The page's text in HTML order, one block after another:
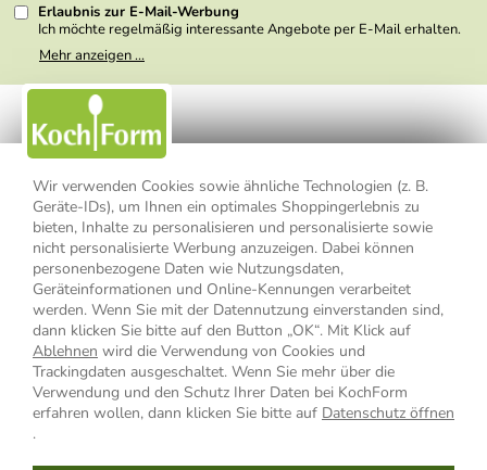
Wir verwenden Cookies sowie ähnliche Technologien (z. B.
Geräte-IDs), um Ihnen ein optimales Shoppingerlebnis zu
bieten, Inhalte zu personalisieren und personalisierte sowie
nicht personalisierte Werbung anzuzeigen. Dabei können
personenbezogene Daten wie Nutzungsdaten,
Geräteinformationen und Online-Kennungen verarbeitet
werden. Wenn Sie mit der Datennutzung einverstanden sind,
dann klicken Sie bitte auf den Button „OK“. Mit Klick auf
Ablehnen wird die Verwendung von Cookies und
Trackingdaten ausgeschaltet. Wenn Sie mehr über die
Verwendung und den Schutz Ihrer Daten bei KochForm
erfahren wollen, dann klicken Sie bitte auf Datenschutz öffnen
.
Erlaubnis zur E-Mail-Werbung
Ich möchte regelmäßig interessante Angebote per E-Mail erhalten.
Meine E-Mail-Adresse wird nicht an andere Unternehmen
weitergegeben. Zu statistischen Zwecken wird in anonymer Form
nicht erkennbar, welche konkrete Person geklickt hat. Diese
Einwilligung zur Nutzung meiner E-Mail- Adresse für Werbezwecke
kann ich jederzeit mit Wirkung für die Zukunft widerrufen, indem ich
den Link "Abmelden" am Ende des Newsletters anklicke oder die
Option Newsletter im Mitgliederbereich deaktiviere. Die
Mehr anzeigen ...
Impressum Datenschutzerklärung
AGB
Widerrufsbelehrung
Widerrufsformular
Vertrag widerrufen
* Alle Preisangaben inkl. MwSt., bis 49,90 € Bestellwert zzgl.
Versandkosten, ab 49,90 € Bestellwert inkl.Versandkosteninnerhalb